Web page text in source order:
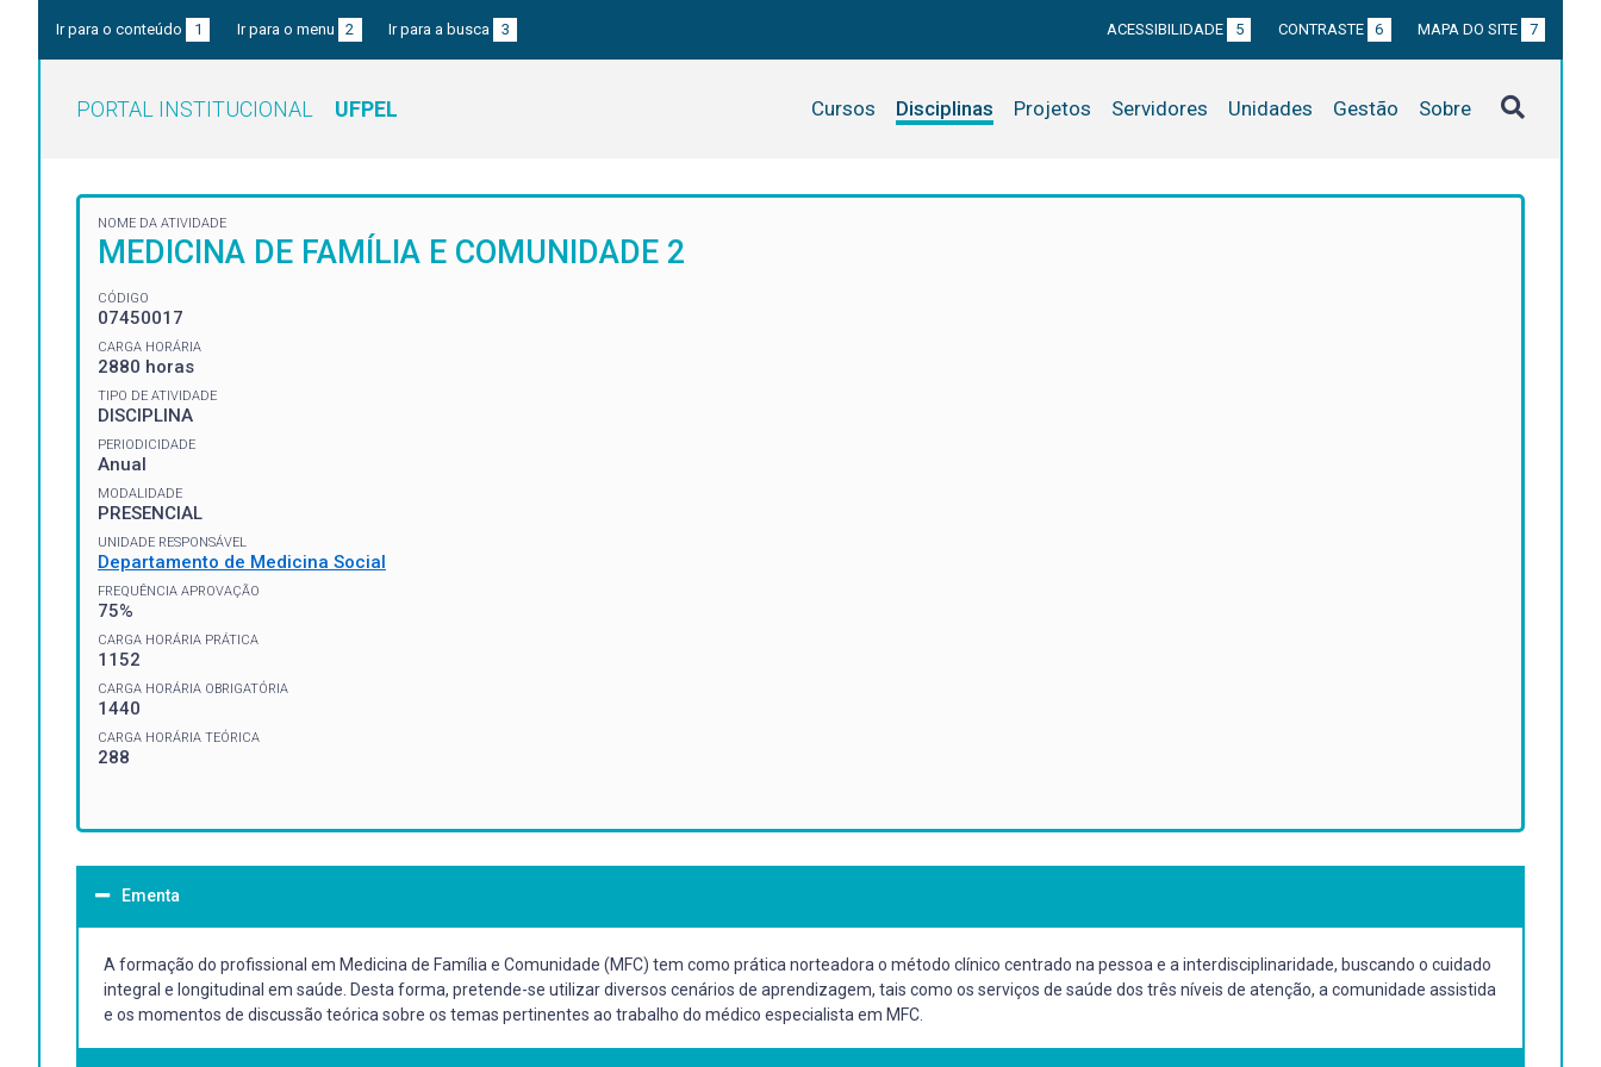
Ir para o conteúdo 1 Ir para o menu 2 Ir para a busca 3 ACESSIBILIDADE 5 CONTRASTE 6 MAPA DO SITE 7
PORTAL INSTITUCIONAL UFPEL Cursos Disciplinas Projetos Servidores Unidades Gestão Sobre
NOME DA ATIVIDADE
MEDICINA DE FAMÍLIA E COMUNIDADE 2
CÓDIGO
07450017
CARGA HORÁRIA
2880 horas
TIPO DE ATIVIDADE
DISCIPLINA
PERIODICIDADE
Anual
MODALIDADE
PRESENCIAL
UNIDADE RESPONSÁVEL
Departamento de Medicina Social
FREQUÊNCIA APROVAÇÃO
75%
CARGA HORÁRIA PRÁTICA
1152
CARGA HORÁRIA OBRIGATÓRIA
1440
CARGA HORÁRIA TEÓRICA
288
Ementa
A formação do profissional em Medicina de Família e Comunidade (MFC) tem como prática norteadora o método clínico centrado na pessoa e a interdisciplinaridade, buscando o cuidado
integral e longitudinal em saúde. Desta forma, pretende-se utilizar diversos cenários de aprendizagem, tais como os serviços de saúde dos três níveis de atenção, a comunidade assistida
e os momentos de discussão teórica sobre os temas pertinentes ao trabalho do médico especialista em MFC.